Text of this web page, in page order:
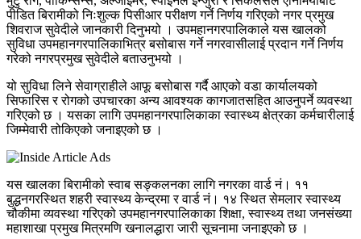
पीडित बिरामीको निःशुल्क पिसीआर परीक्षण गर्ने निर्णय गरिएको नगर प्रमुख
शिवराज सुवेदीले जानकारी दिनुभयो । उपमहानगरपालिकाले यस खालको
सुविधा उपमहानगरपालिकाभित्र बसोबास गर्ने नगरवासीलाई प्रदान गर्ने निर्णय
गरेको नगरप्रमुख सुवेदीले बताउनुभयो ।
यो सुविधा लिने सेवाग्राहीले आफू बसोबास गर्दै आएको वडा कार्यालयको
सिफारिस र रोगको उपचारका अन्य आवश्यक कागजातसहित आउनुपर्ने व्यवस्था
गरिएको छ । यसका लागि उपमहानगरपालिकाका स्वास्थ्य क्षेत्रका कर्मचारीलाई
जिम्मेवारी तोकिएको जनाइएको छ ।
यस खालका बिरामीको स्वाब सङ्कलनका लागि नगरका वार्ड नं। ११
बुद्धनगरस्थित शहरी स्वास्थ्य केन्द्रमा र वार्ड नं। १४ स्थित सेमलार स्वास्थ्य
चौकीमा व्यवस्था गरिएको उपमहानगरपालिकाका शिक्षा, स्वास्थ्य तथा जनसंख्या
महाशाखा प्रमुख मित्रमणि खनालद्धारा जारी सूचनामा जनाइएको छ ।